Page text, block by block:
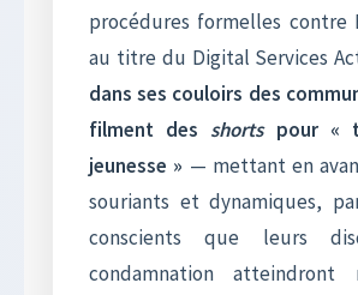
procédures formelles contre
au titre du Digital Services
dans ses couloirs des
filment des shortspour «
jeunesse » — mettant en
souriants et dynamiques,
conscients que leurs
condamnation atteindront